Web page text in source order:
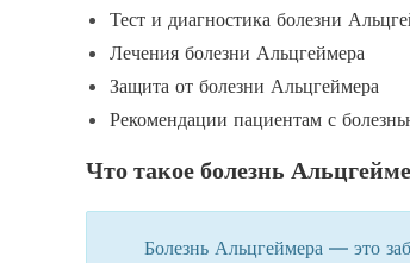
Тест и диагностика болезни
Лечения болезни Альцгеймера
Защита от болезни Альцгеймера
Рекомендации пациентам с
Что такое болезнь
Болезнь Альцгеймера — это